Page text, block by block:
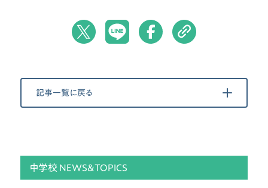
記事一覧に戻る
中学校 NEWS&TOPICS